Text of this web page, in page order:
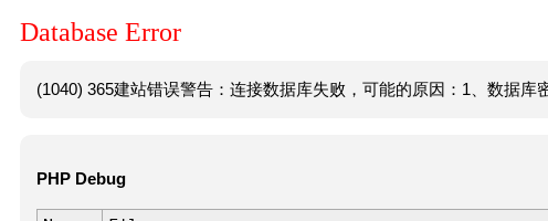
Database Error
(1040) 365建站错误警告：连接数据库失败，可能的原因：1、数据库
PHP Debug